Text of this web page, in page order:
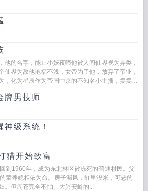
他的名字，能止小妖夜啼他被人间仙界视为异类，
仙界为敌他艳福不浅，女帝为了他，放弃了帝业，
，化为星辰作为帝国中京的不知名小主播，卖卖
牌男技师
级系统！
猎开始致富
到1960年，成为东北林区被冻死的普通村民。父
童养媳相依为命。房子漏风，缸里没米，可恶的
。但周苍完全不怕。大兴安岭的...